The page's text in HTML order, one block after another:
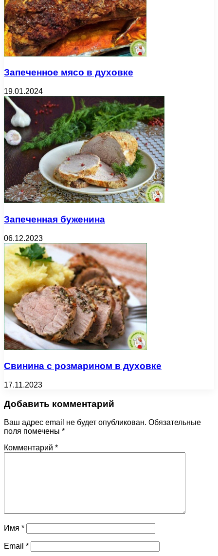
Запеченное мясо в духовке
19.01.2024
Запеченная буженина
06.12.2023
Свинина с розмарином в духовке
17.11.2023
Добавить комментарий
Ваш адрес email не будет опубликован. Обязательные
поля помечены *
Комментарий *
Имя *
Email *